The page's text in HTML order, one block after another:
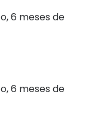
6 meses de
6 meses de